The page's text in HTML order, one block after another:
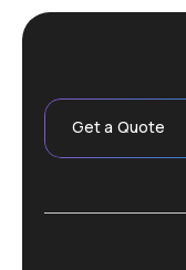
Get a Quote